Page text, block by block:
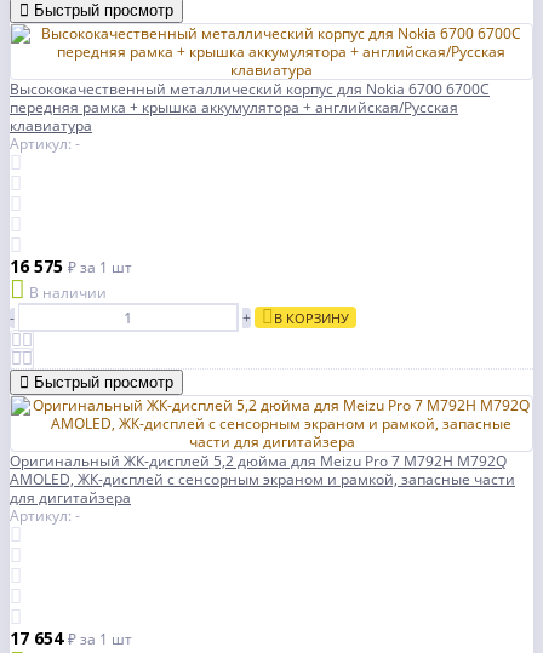
Быстрый просмотр
Высококачественный металлический корпус для Nokia 6700 6700C
передняя рамка + крышка аккумулятора + английская/Русская
клавиатура
Артикул: -
16 575 ₽за 1 шт
В наличии
-
+ В КОРЗИНУ
Быстрый просмотр
Оригинальный ЖК-дисплей 5,2 дюйма для Meizu Pro 7 M792H M792Q
AMOLED, ЖК-дисплей с сенсорным экраном и рамкой, запасные части
для дигитайзера
Артикул: -
17 654₽за 1 шт